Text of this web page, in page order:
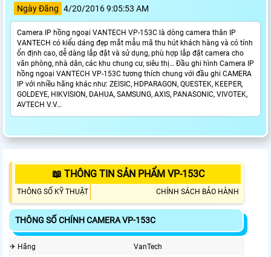
Ngày Đăng 4/20/2016 9:05:53 AM
Camera IP hồng ngoại VANTECH VP-153C là dòng camera thân IP
VANTECH có kiểu dáng đẹp mắt mẫu mã thu hút khách hàng và có tính
ổn định cao, dễ dàng lắp đặt và sử dụng, phù hợp lắp đặt camera cho
văn phòng, nhà dân, các khu chung cư, siêu thị… Đầu ghi hình Camera IP
hồng ngoại VANTECH VP-153C tương thích chung với đầu ghi CAMERA
IP với nhiều hãng khác như: ZEISIC, HDPARAGON, QUESTEK, KEEPER,
GOLDEYE, HIKVISION, DAHUA, SAMSUNG, AXIS, PANASONIC, VIVOTEK,
AVTECH V.V…
📖 THÔNG TIN SẢN PHẨM VP-153C
THÔNG SỐ KỸ THUẬT CHÍNH SÁCH BẢO HÀNH
THÔNG SỐ CHÍNH CAMERA VP-153C
✈ Hãng
VanTech